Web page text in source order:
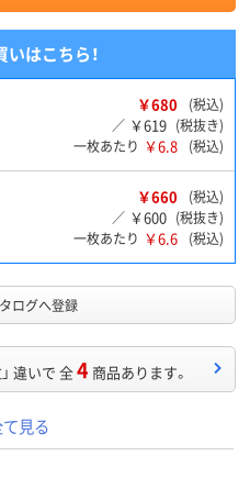
いはこちら！
￥680
(税込)
／ ￥619 (税抜き)
一枚あたり ￥6.8 (税込)
￥660
(税込)
／ ￥600 (税抜き)
一枚あたり ￥6.6 (税込)
ログへ登録
」 違いで 全4 商品あります。
見る